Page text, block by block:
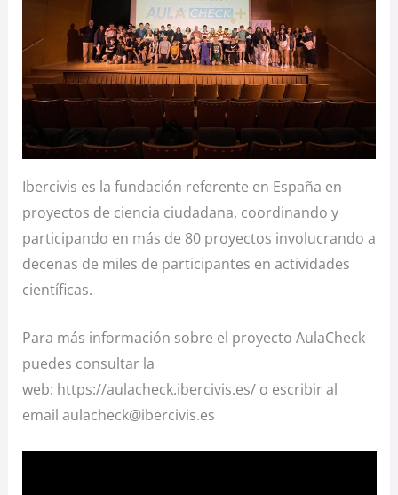
Ibercivis es la fundación referente en España en
proyectos de ciencia ciudadana, coordinando y
participando en más de 80 proyectos involucrando a
decenas de miles de participantes en actividades
científicas.
Para más información sobre el proyecto AulaCheck
puedes consultar la
web: https://aulacheck.ibercivis.es/ o escribir al
email aulacheck@ibercivis.es